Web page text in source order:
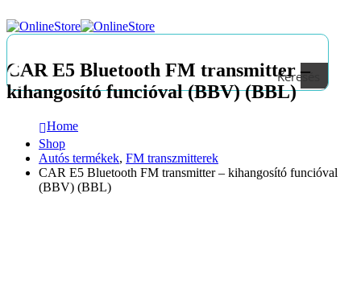
Keresés
CAR E5 Bluetooth FM transmitter –
kihangosító funcióval (BBV) (BBL)
Home
Shop
Autós termékek, FM transzmitterek
CAR E5 Bluetooth FM transmitter – kihangosító funcióval
(BBV) (BBL)